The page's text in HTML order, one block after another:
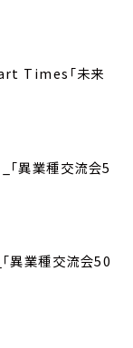
Times「未来
「異業種交流会5
異業種交流会50